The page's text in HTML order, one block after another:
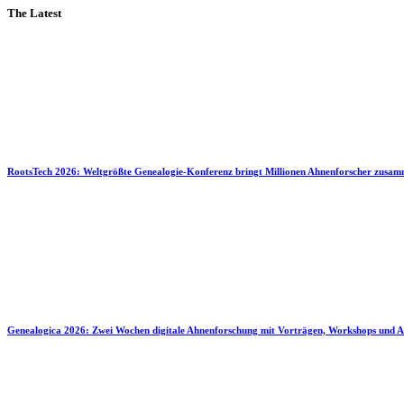
The Latest
RootsTech 2026: Weltgrößte Genealogie-Konferenz bringt Millionen Ahnenforscher
Genealogica 2026: Zwei Wochen digitale Ahnenforschung mit Vorträgen, Workshops und